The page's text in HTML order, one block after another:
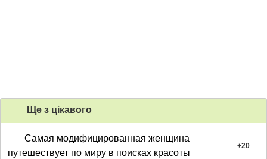
Ще з цiкавого
Самая модифицированная женщина
путешествует по миру в поисках красоты
+20